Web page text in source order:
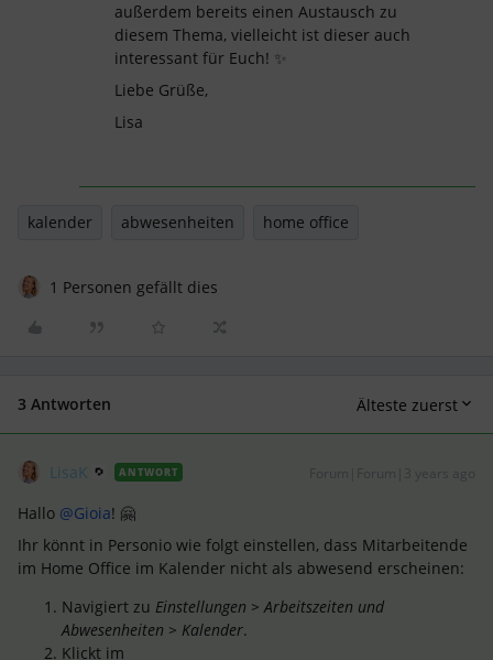
außerdem bereits einen Austausch zu
diesem Thema, vielleicht ist dieser auch
interessant für Euch! ✨
Liebe Grüße,
Lisa
kalender abwesenheiten home office
1 Personen gefällt dies
3 Antworten Älteste zuerst
LisaK ANTWORT
Hallo @Gioia! 🤗
Ihr könnt in Personio wie folgt einstellen, dass Mitarbeitende
im Home Office im Kalender nicht als abwesend erscheinen:
Navigiert zu Einstellungen > Arbeitszeiten und
Abwesenheiten > Kalender.
Klickt im